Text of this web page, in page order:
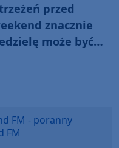
przed
znacznie
może być
stronastrona
FM - poranny
FM